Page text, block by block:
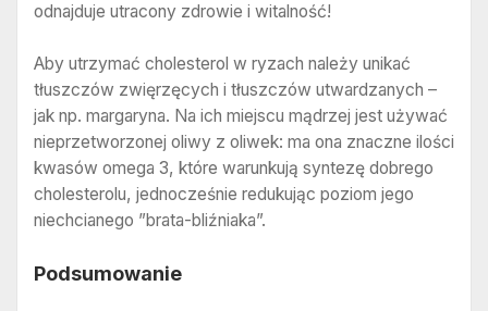
odnajduje utracony zdrowie i witalność!
Aby utrzymać cholesterol w ryzach należy unikać
tłuszczów zwięrzęcych i tłuszczów utwardzanych –
jak np. margaryna. Na ich miejscu mądrzej jest używać
nieprzetworzonej oliwy z oliwek: ma ona znaczne ilości
kwasów omega 3, które warunkują syntezę dobrego
cholesterolu, jednocześnie redukując poziom jego
niechcianego ”brata-bliźniaka”.
Podsumowanie